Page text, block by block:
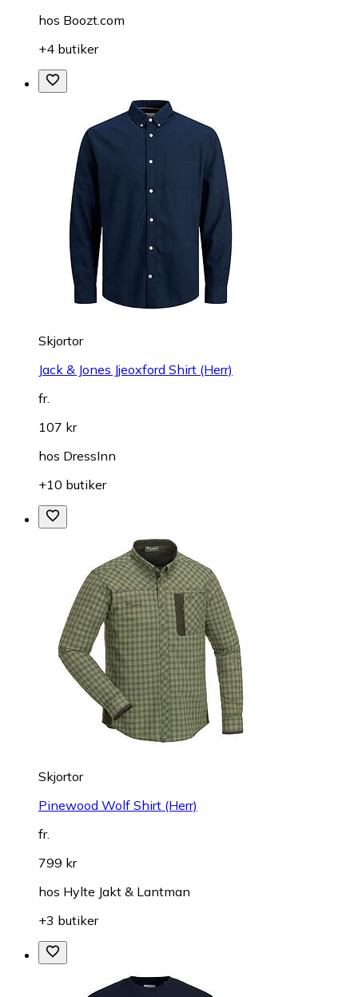
hos Boozt.com
+4 butiker
Skjortor
Jack & Jones Jjeoxford Shirt (Herr)
fr.
107 kr
hos DressInn
+10 butiker
Skjortor
Pinewood Wolf Shirt (Herr)
fr.
799 kr
hos Hylte Jakt & Lantman
+3 butiker